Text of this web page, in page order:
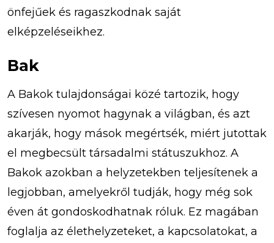
önfejűek és ragaszkodnak saját
elképzeléseikhez.
Bak
A Bakok tulajdonságai közé tartozik, hogy
szívesen nyomot hagynak a világban, és azt
akarják, hogy mások megértsék, miért jutottak
el megbecsült társadalmi státuszukhoz. A
Bakok azokban a helyzetekben teljesítenek a
legjobban, amelyekről tudják, hogy még sok
éven át gondoskodhatnak róluk. Ez magában
foglalja az élethelyzeteket, a kapcsolatokat, a